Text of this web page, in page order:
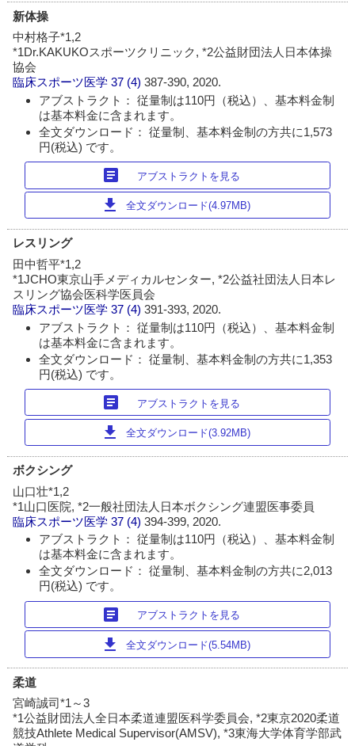
新体操
中村格子*1,2
*1Dr.KAKUKOスポーツクリニック, *2公益財団法人日本体操
協会
臨床スポーツ医学 37 (4)387-390, 2020.
アブストラクト： 従量制は110円（税込）、基本料金制
は基本料金に含まれます。
全文ダウンロード： 従量制、基本料金制の方共に1,573
円(税込) です。
article アブストラクトを見る
download 全文ダウンロード(4.97MB)
レスリング
田中哲平*1,2
*1JCHO東京山手メディカルセンター, *2公益社団法人日本レ
スリング協会医科学医員会
臨床スポーツ医学 37 (4)391-393, 2020.
アブストラクト： 従量制は110円（税込）、基本料金制
は基本料金に含まれます。
全文ダウンロード： 従量制、基本料金制の方共に1,353
円(税込) です。
article アブストラクトを見る
download 全文ダウンロード(3.92MB)
ボクシング
山口壮*1,2
*1山口医院, *2一般社団法人日本ボクシング連盟医事委員
臨床スポーツ医学 37 (4)394-399, 2020.
アブストラクト： 従量制は110円（税込）、基本料金制
は基本料金に含まれます。
全文ダウンロード： 従量制、基本料金制の方共に2,013
円(税込) です。
article アブストラクトを見る
download 全文ダウンロード(5.54MB)
柔道
宮崎誠司*1～3
*1公益財団法人全日本柔道連盟医科学委員会, *2東京2020柔道
競技Athlete Medical Supervisor(AMSV), *3東海大学体育学部武